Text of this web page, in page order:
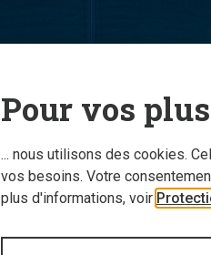
Pour vos
... nous utilisons des cookies.
vos besoins. Votre
plus d'informations, voir